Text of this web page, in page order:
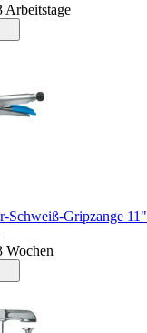
Arbeitstage
Schweiß-Gripzange 11"
Wochen